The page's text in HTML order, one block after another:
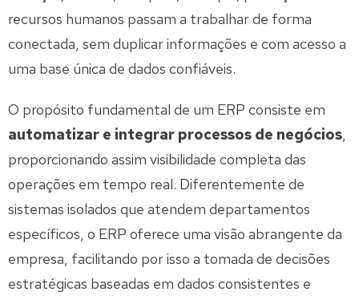
recursos humanos passam a trabalhar de forma
conectada, sem duplicar informações e com acesso a
uma base única de dados confiáveis.
O propósito fundamental de um ERP consiste em
automatizar e integrar processos de negócios
proporcionando assim visibilidade completa das
operações em tempo real. Diferentemente de
sistemas isolados que atendem departamentos
específicos, o ERP oferece uma visão abrangente da
empresa, facilitando por isso a tomada de decisões
estratégicas baseadas em dados consistentes e